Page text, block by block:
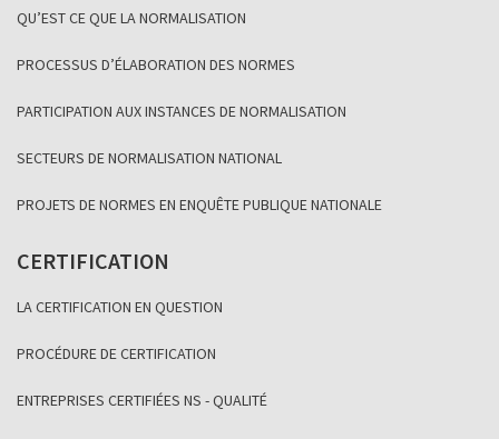
QU’EST CE QUE LA NORMALISATION
PROCESSUS D’ÉLABORATION DES NORMES
PARTICIPATION AUX INSTANCES DE NORMALISATION
SECTEURS DE NORMALISATION NATIONAL
PROJETS DE NORMES EN ENQUÊTE PUBLIQUE NATIONALE
CERTIFICATION
LA CERTIFICATION EN QUESTION
PROCÉDURE DE CERTIFICATION
ENTREPRISES CERTIFIÉES NS - QUALITÉ